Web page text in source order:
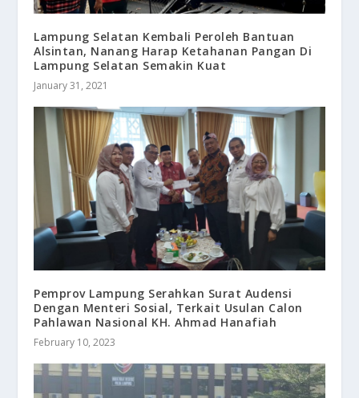
Lampung Selatan Kembali Peroleh Bantuan
Alsintan, Nanang Harap Ketahanan Pangan Di
Lampung Selatan Semakin Kuat
January 31, 2021
Pemprov Lampung Serahkan Surat Audensi
Dengan Menteri Sosial, Terkait Usulan Calon
Pahlawan Nasional KH. Ahmad Hanafiah
February 10, 2023